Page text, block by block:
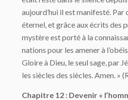
aujourd’hui il est manifesté. Par
éternel, et grâce aux écrits des
mystère est porté à la
nations pour les amener à
Gloire à Dieu, le seul sage, par
les siècles des siècles. Amen. »
Chapitre 12 : Devenir «